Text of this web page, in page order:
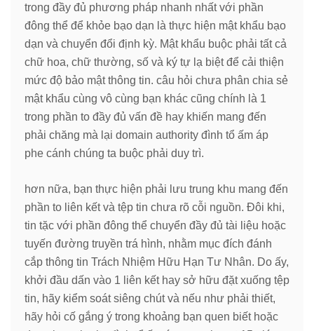
trong đầy đủ phương pháp nhanh nhất với phần
đông thể để khỏe bạo dạn là thực hiện mật khẩu bạo
dạn và chuyển đổi định kỳ. Mật khẩu buộc phải tất cả
chữ hoa, chữ thường, số và ký tự lạ biệt để cải thiện
mức độ bảo mật thông tin. câu hỏi chưa phân chia sẻ
mật khẩu cùng vô cùng bạn khác cũng chính là 1
trong phần to đầy đủ vấn đề hay khiến mang đến
phải chăng mà lại domain authority đình tổ ấm áp
phe cánh chúng ta buộc phải duy trì.
hơn nữa, bạn thực hiện phải lưu trung khu mang đến
phần to liên kết và tệp tin chưa rõ cỗi nguồn. Đôi khi,
tin tặc với phần đông thể chuyển đầy đủ tài liệu hoặc
tuyến đường truyền trá hình, nhằm mục đích đánh
cắp thông tin Trách Nhiệm Hữu Hạn Tư Nhân. Do ấy,
khởi đầu dấn vào 1 liên kết hay sở hữu đặt xuống tệp
tin, hãy kiểm soát siêng chút và nếu như phải thiết,
hãy hỏi cố gắng ý trong khoảng bạn quen biết hoặc